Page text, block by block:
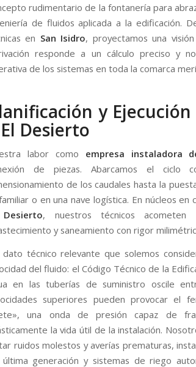
rudimentario de la fontanería para
de fluidos aplicada a la edificación.
en San Isidro, proyectamos una
responde a un cálculo preciso y
de los sistemas en toda la comarca
y
Desierto
labor como empresa instaladora
de piezas. Abarcamos el ciclo
de los caudales hasta la
o en una nave logística. En núcleos en
, nuestros técnicos
y saneamiento con rigor
dato técnico relevante que solemos
del fluido: el Código Técnico de la
en las tuberías de suministro oscile
superiores pueden provocar el
una onda de presión capaz de
la vida útil de la instalación.
ruidos molestos y averías prematuras,
generación y sistemas de riego